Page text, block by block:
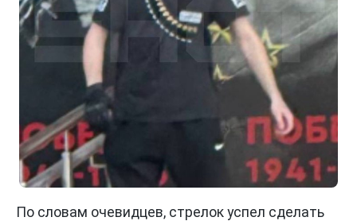
По словам очевидцев, стрелок успел сделать